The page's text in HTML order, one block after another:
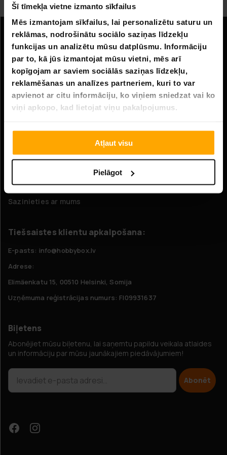
Šī tīmekļa vietne izmanto sīkfailus
Mēs izmantojam sīkfailus, lai personalizētu saturu un
reklāmas, nodrošinātu sociālo saziņas līdzekļu
funkcijas un analizētu mūsu datplūsmu. Informāciju
par to, kā jūs izmantojat mūsu vietni, mēs arī
kopīgojam ar saviem sociālās saziņas līdzekļu,
reklamēšanas un analīzes partneriem, kuri to var
apvienot ar citu informāciju, ko viņiem sniedzat vai ko
viņi apkopo, kad lietojat viņu pakalpojumus.
Atļaut visu
Pielāgot
Batuts 3 metri
Informācija
Uzņēmuma informācija
Par mums
Klientu apkalpošana
FAQ - Biežāk uzdotie jautājumi
Pretenzijas
Sazinieties ar mums
Tiešsaistes klientu apkalpošana:
E-pasts: info@hobbybox.lv
Adrese:
Elimäenkatu 15, 00510 Helsinki, Somija
Uzņēmuma reģistrācijas numurs: FI09931637
Biļetens
Abonējiet mūsu biļetenu, lai saņemtu papildu veikala atlaides
un informāciju par mūsu jaunākajiem piedāvājumiem!
Abonēt